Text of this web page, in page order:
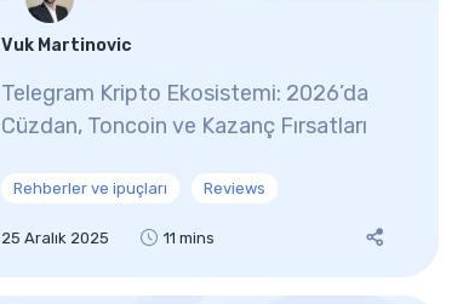
Vuk Martinovic
Telegram Kripto Ekosistemi: 2026’da
Cüzdan, Toncoin ve Kazanç Fırsatları
Rehberler ve ipuçları Reviews
25 Aralık 2025 11 mins